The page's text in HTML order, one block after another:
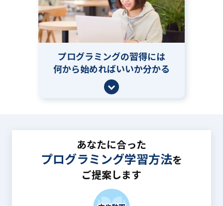
プログラミングの習得には
何から始めればいいか分かる
あなたに合った
プログラミング学習方法を
ご提案します